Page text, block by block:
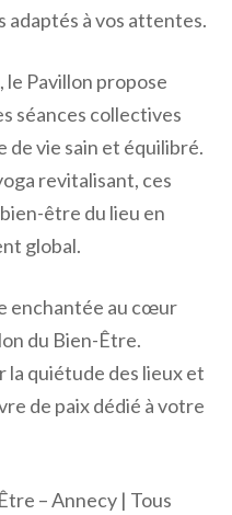
adaptés à vos attentes.
le Pavillon propose
séances collectives
de vie sain et équilibré.
revitalisant, ces
être du lieu en
global.
enchantée au cœur
du Bien-Être.
la quiétude des lieux et
de paix dédié à votre
– Annecy | Tous